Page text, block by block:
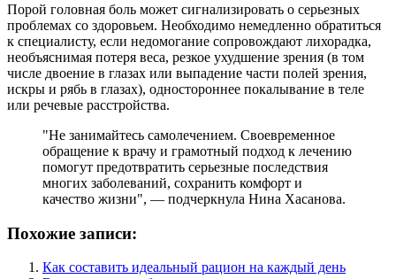
Порой головная боль может сигнализировать о серьезных
проблемах со здоровьем. Необходимо немедленно обратиться
к специалисту, если недомогание сопровождают лихорадка,
необъяснимая потеря веса, резкое ухудшение зрения (в том
числе двоение в глазах или выпадение части полей зрения,
искры и рябь в глазах), одностороннее покалывание в теле
или речевые расстройства.
"Не занимайтесь самолечением. Своевременное
обращение к врачу и грамотный подход к лечению
помогут предотвратить серьезные последствия
многих заболеваний, сохранить комфорт и
качество жизни", — подчеркнула Нина Хасанова.
Похожие записи:
Как составить идеальный рацион на каждый день